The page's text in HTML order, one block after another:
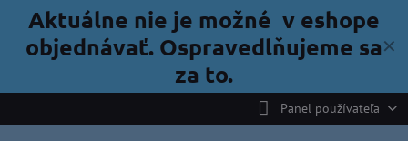
✕
Aktuálne nie je možné v eshope
objednávať. Ospravedlňujeme sa
za to.
Panel používateľa